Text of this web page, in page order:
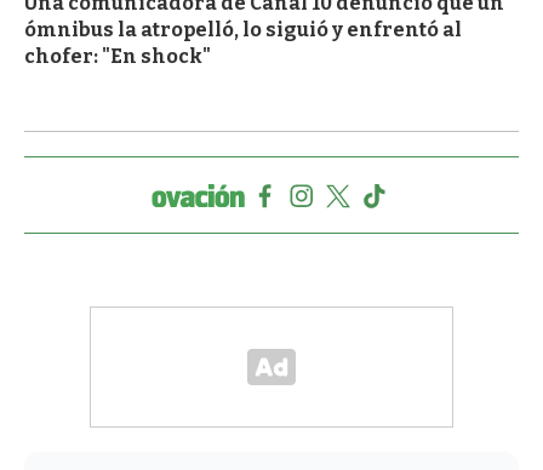
ómnibus la atropelló, lo siguió y enfrentó al
chofer: "En shock"